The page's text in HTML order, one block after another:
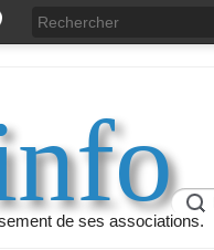
de ses associations.